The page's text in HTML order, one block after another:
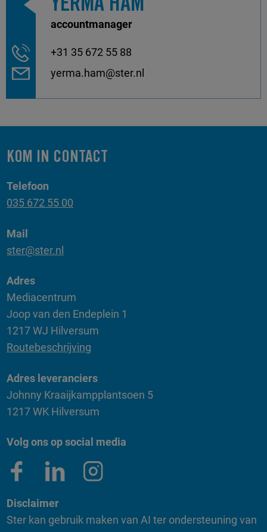
YERMA HAM
accountmanager
+31 35 672 55 88
yerma.ham@ster.nl
KOM IN CONTACT
Telefoon
035 672 55 00
Mail
ster@ster.nl
Adres
Mediacentrum
Joop van den Endeplein 1
1217 WJ Hilversum
Routebeschrijving
Adres leveranciers
Johnny Kraaijkampplantsoen 5
1217 WK Hilversum
Volg ons op social media
Disclaimer
Ster kan gebruik maken van AI ter ondersteuning van